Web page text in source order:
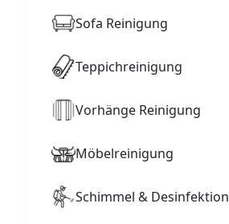
Sofa Reinigung
Teppichreinigung
Vorhänge Reinigung
Möbelreinigung
Schimmel & Desinfektion